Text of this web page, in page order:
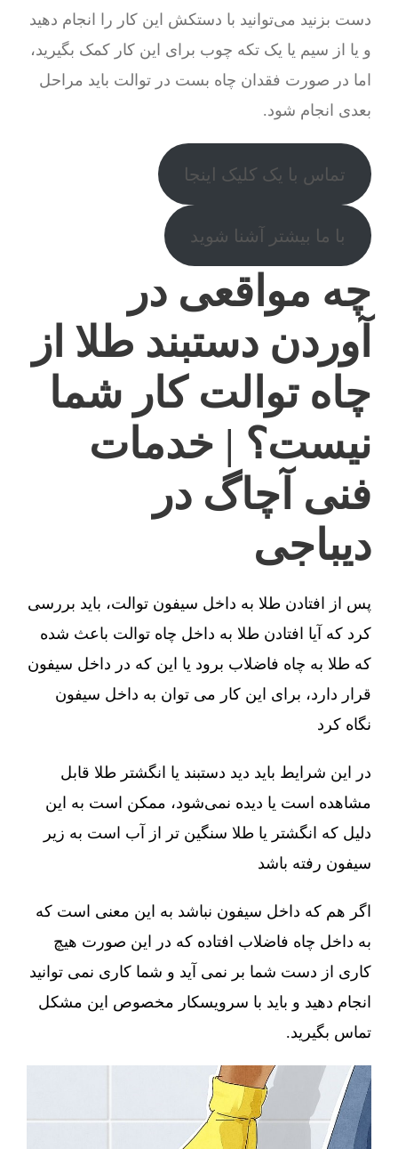
دست بزنید می‌توانید با دستکش این کار را انجام دهید
و یا از سیم یا یک تکه چوب برای این کار کمک بگیرید،
اما در صورت فقدان چاه بست در توالت باید مراحل
بعدی انجام شود.
تماس با یک کلیک اینجا
با ما بیشتر آشنا شوید
چه مواقعی در
آوردن دستبند طلا از
چاه توالت کار شما
نیست؟ | خدمات
فنی آچاگ در
دیباجی
پس از افتادن طلا به داخل سیفون توالت، باید بررسی
کرد که آیا افتادن طلا به داخل چاه توالت باعث شده
که طلا به چاه فاضلاب برود یا این که در داخل سیفون
قرار دارد، برای این کار می توان به داخل سیفون
نگاه کرد
در این شرایط باید دید دستبند یا انگشتر طلا قابل
مشاهده است یا دیده نمی‌شود، ممکن است به این
دلیل که انگشتر یا طلا سنگین تر از آب است به زیر
سیفون رفته باشد
اگر هم که داخل سیفون نباشد به این معنی است که
به داخل چاه فاضلاب افتاده که در این صورت هیچ
کاری از دست شما بر نمی آید و شما کاری نمی توانید
انجام دهید و باید با سرویسکار مخصوص این مشکل
تماس بگیرید.